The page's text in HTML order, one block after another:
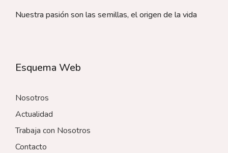
Nuestra pasión son las semillas, el origen de la vida
Esquema Web
Nosotros
Actualidad
Trabaja con Nosotros
Contacto